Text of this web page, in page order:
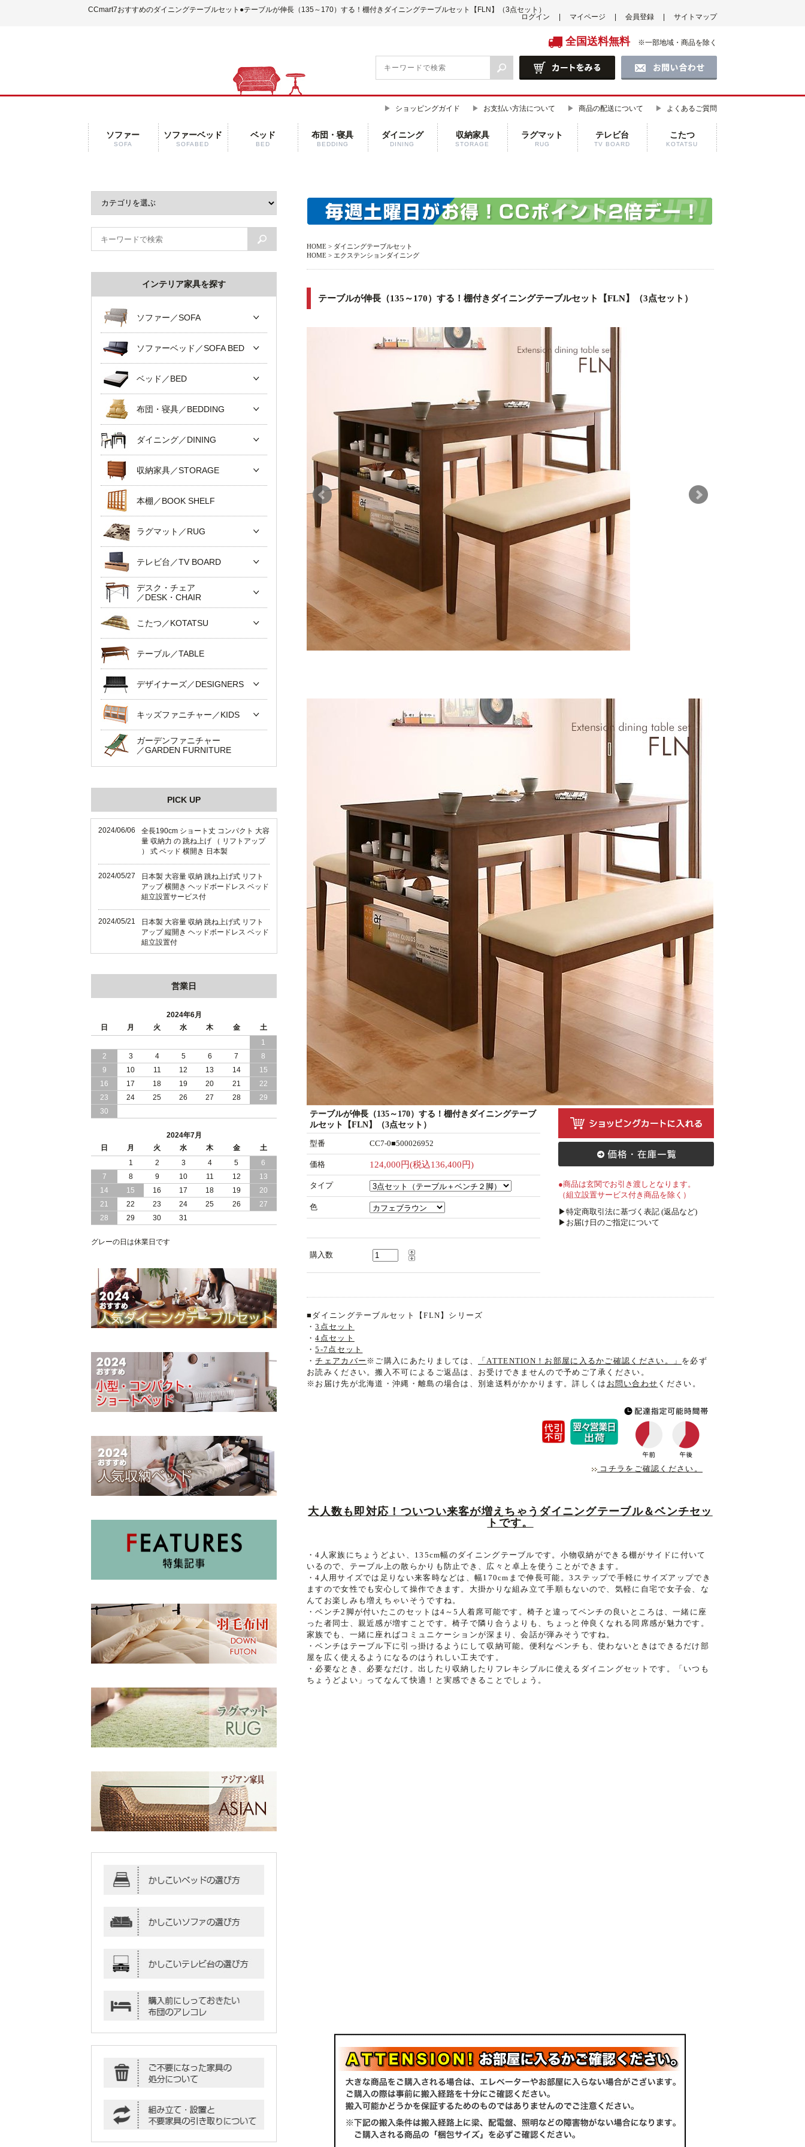
CCmart7おすすめのダイニングテーブルセット ●テーブルが伸長（135～170）する！棚付きダイニングテーブルセット【FLN】（3点セット）
ログイン
マイページ 会員登録 サイトマップ
全国送料無料 ※一部地域・商品を除く
ショッピングガイド お支払い方法について 商品の配送について よくあるご質問
ソファー
SOFA
ソファーベッド
SOFABED
ベッド
BED
布団・寝具
BEDDING
ダイニング
DINING
収納家具
STORAGE
ラグマット
RUG
テレビ台
TV BOARD
こたつ
KOTATSU
HOME > ダイニングテーブルセット
HOME > エクステンションダイニング
テーブルが伸長（135～170）する！棚付きダイニングテーブルセット【FLN】（3点セット）
テーブルが伸長（135～170）する！棚付きダイニングテーブ
ルセット【FLN】（3点セット）
型番 CC7-0■500026952
価格 124,000円(税込136,400円)
タイプ
色
購入数
●商品は玄関でお引き渡しとなります。
（組立設置サービス付き商品を除く）
▶特定商取引法に基づく表記 (返品など)
▶お届け日のご指定について
■ダイニングテーブルセット【FLN】シリーズ
・3点セット
・4点セット
・5-7点セット
・チェアカバー ※ご購入にあたりましては、 「ATTENTION！お部屋に入るかご確認ください。」 を必ず
お読みください。搬入不可によるご返品は、お受けできませんので予めご了承ください。
※お届け先が北海道・沖縄・離島の場合は、別途送料がかかります。詳しくは お問い合わせ ください。
コチラをご確認ください。
大人数も即対応！ついつい来客が増えちゃうダイニングテーブル＆ベンチセッ
トです。
・4人家族にちょうどよい、135cm幅のダイニングテーブルです。小物収納ができる棚がサイドに付いて
いるので、テーブル上の散らかりも防止でき、広々と卓上を使うことができます。
・4人用サイズでは足りない来客時などは、幅170cmまで伸長可能。3ステップで手軽にサイズアップでき
ますので女性でも安心して操作できます。大掛かりな組み立て手順もないので、気軽に自宅で女子会、な
んてお楽しみも増えちゃいそうですね。
・ベンチ2脚が付いたこのセットは4～5人着席可能です。椅子と違ってベンチの良いところは、一緒に座
った者同士、親近感が増すことです。椅子で隣り合うよりも、ちょっと仲良くなれる同席感が魅力です。
家族でも、一緒に座ればコミュニケーションが深まり、会話が弾みそうですね。
・ベンチはテーブル下に引っ掛けるようにして収納可能。便利なベンチも、使わないときはできるだけ部
屋を広く使えるようになるのはうれしい工夫です。
・必要なとき、必要なだけ。出したり収納したりフレキシブルに使えるダイニングセットです。「いつも
ちょうどよい」ってなんて快適！と実感できることでしょう。
インテリア家具を探す
ソファー／SOFA
ソファーベッド／SOFA BED
ベッド／BED
布団・寝具／BEDDING
ダイニング／DINING
収納家具／STORAGE
本棚／BOOK SHELF
ラグマット／RUG
テレビ台／TV BOARD
デスク・チェア
／DESK・CHAIR
こたつ／KOTATSU
テーブル／TABLE
デザイナーズ／DESIGNERS
キッズファニチャー／KIDS
ガーデンファニチャー
／GARDEN FURNITURE
PICK UP
2024/06/06
全長190cm ショート丈 コンパクト 大容
量 収納力 の 跳ね上げ （ リフトアップ
） 式 ベッド 横開き 日本製
2024/05/27
日本製 大容量 収納 跳ね上げ式 リフト
アップ 横開き ヘッドボードレス ベッド
組立設置サービス付
2024/05/21
日本製 大容量 収納 跳ね上げ式 リフト
アップ 縦開き ヘッドボードレス ベッド
組立設置付
ド 組立設置 付き
日本製 収納 跳ね上げ式 リフトアップ
ベッド 縦開き ヘッドボード 組立設置サ
ービス付き
2024/04/23
すのこ の 床板 簡単 軽い コンパクトな
大容量 収納 跳ね上げ式 ベッド
2024/03/28
おすすめ クイーン キング ワイドキング
サイズ で 通気性ある すのこ仕様 大容
畳 仕様 で 敷き布団 が使える 引き出し
収納 付き 大容量 チェスト ベッド 日本
製 ヘッドボードなし
2024/02/23
畳 の 床面 で 敷き布団 で 寝られる 引き
出し 収納庫 付 大容量 チェスト ベッド
日本製
し 収納庫 付き チェスト ベッド 日本製
営業日
2024年6月
日
月 火 水 木 金
土
1
2
3 4 5 6 7
8
9
10 11 12 13 14
15
16
17 18 19 20 21
22
23
24 25 26 27 28
29
30
2024年7月
日
月 火 水 木 金
土
1
2 3 4 5
6
7
8 9 10 11 12
13
14
15 16 17 18 19
20
21
22 23 24 25 26
27
28
29 30 31
グレーの日は休業日です